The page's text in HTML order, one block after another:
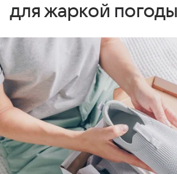
для жаркой погоды